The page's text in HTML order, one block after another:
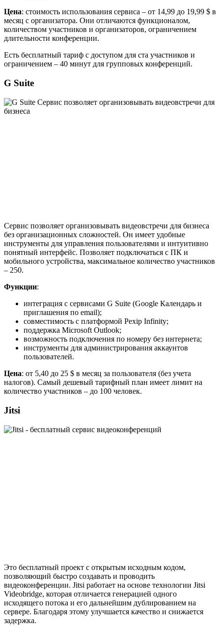
Цена: стоимость использования сервиса – от 14,99 до 19,99 $ в
месяц с организатора. Они отличаются функционалом,
количеством участников и организаторов, ограничением
длительности конференции.
Есть бесплатный тариф с доступом для ста участников и
ограничением – 40 минут для групповых конференций.
G Suite
Сервис позволяет организовывать видеовстречи для бизнеса
без организационных сложностей. Он имеет удобные
инструменты для управления пользователями и интуитивно
понятный интерфейс. Позволяет подключаться с ПК и
мобильного устройства, максимальное количество участников
– 250.
Функции:
интеграция с сервисами G Suite (Google Календарь и
приглашения по email);
совместимость с платформой Pexip Infinity;
поддержка Microsoft Outlook;
возможность подключения по номеру без интернета;
инструменты для администрирования аккаунтов
пользователей.
Цена: от 5,40 до 25 $ в месяц за пользователя (без учета
налогов). Самый дешевый тарифный план имеет лимит на
количество участников – до 100 человек.
Jitsi
Это бесплатный проект с открытым исходным кодом,
позволяющий быстро создавать и проводить
видеоконференции. Jitsi работает на основе технологии Jitsi
Videobridge, которая отличается генерацией одного
исходящего потока и его дальнейшим дублированием на
сервере. Благодаря этому улучшается качество и снижается
задержка.